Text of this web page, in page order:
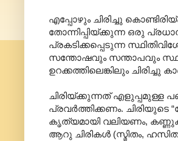
എപ്പോഴും ചിരിച്ചു
തോന്നിപ്പിയ്ക്കുന്ന ഒരു
പ്രകടിക്കപ്പെടുന്ന
സന്തോഷവും സന്താപവും
ഉറക്കത്തിലെങ്കിലും
ചിരിയ്ക്കുന്നത് എളുപ്പമുള്ള
പ്രവർത്തിക്കണം.
കൃത്യമായി വലിയണം,
ആറു ചിരികൾ (സ്മിതം,